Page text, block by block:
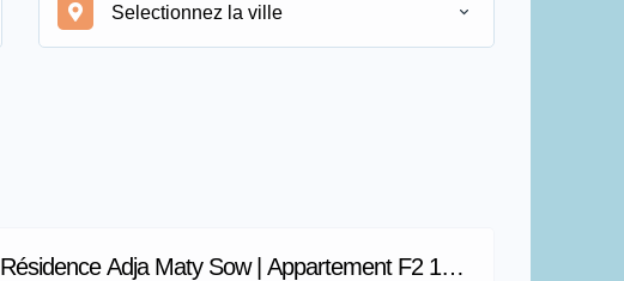
Selectionnez la ville
Résidence Adja Maty Sow | Appartement F2 123